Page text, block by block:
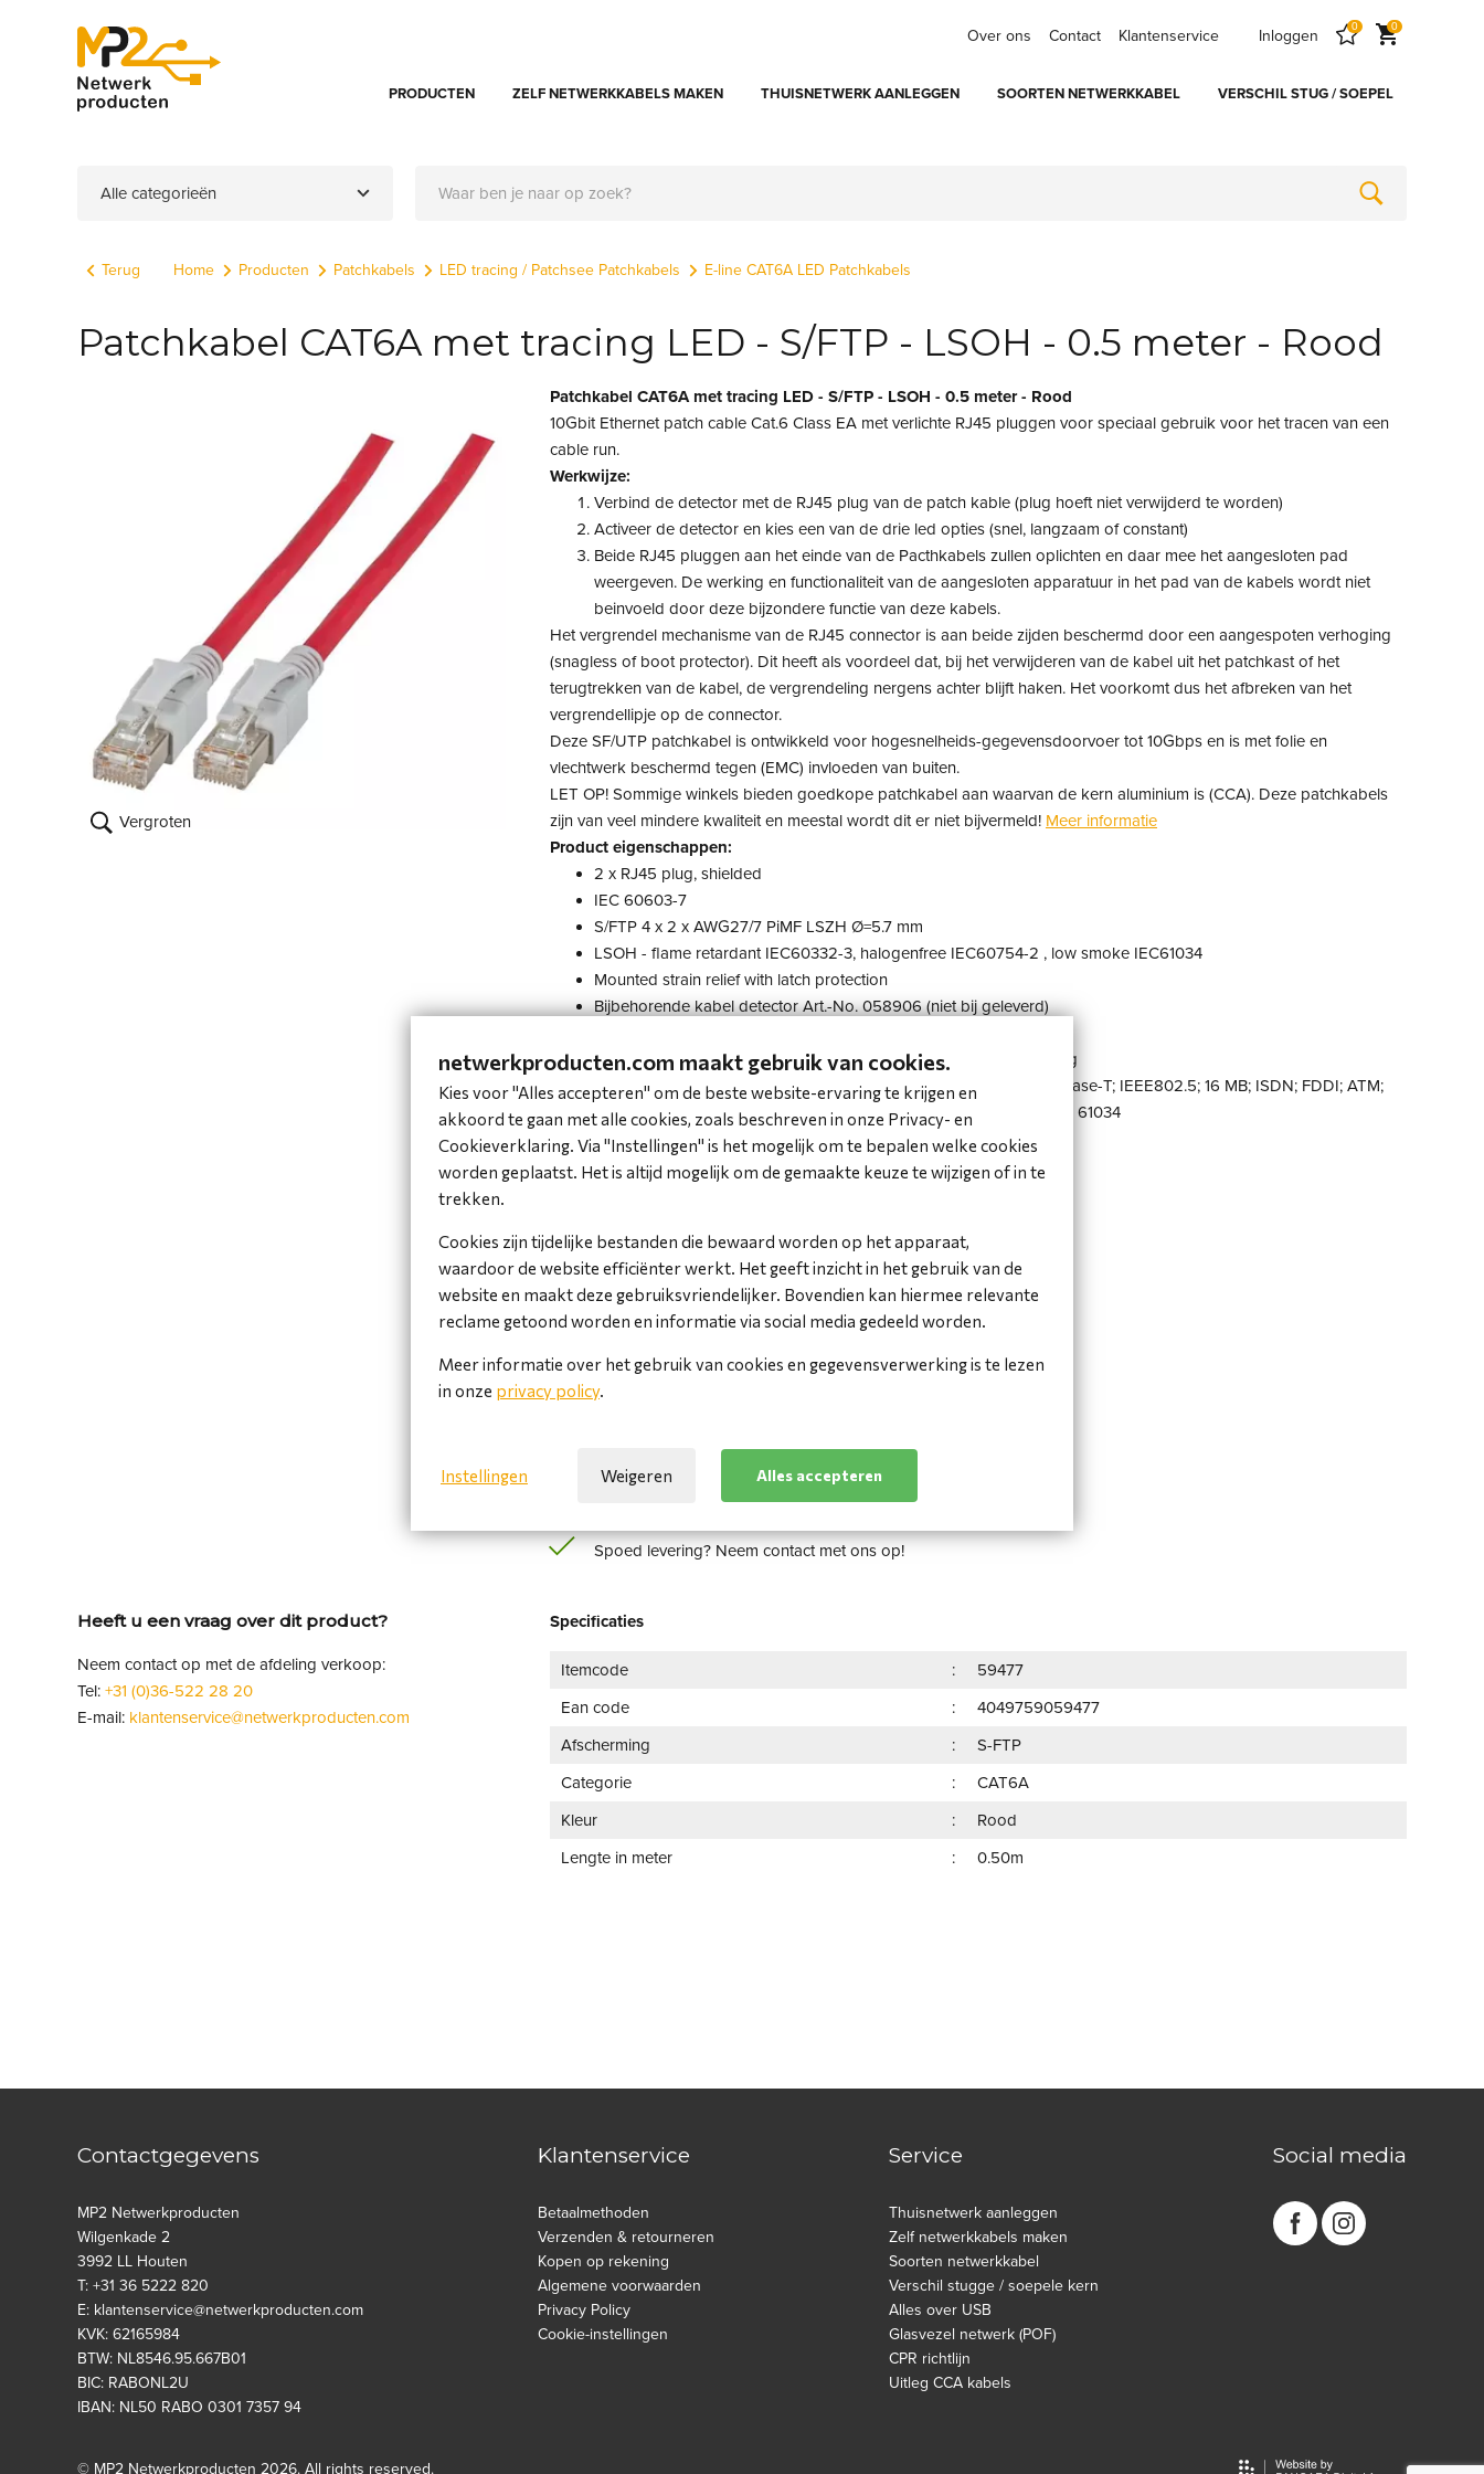
PRODUCTEN ZELF NETWERKKABELS MAKEN THUISNETWERK AANLEGGEN SOORTEN NETWERKKABEL VERSCHIL STUG / SOEPEL
Over ons Contact Klantenservice Inloggen
0 0
Alle categorieën
Terug Home Producten Patchkabels LED tracing / Patchsee Patchkabels E-line CAT6A LED Patchkabels
Patchkabel CAT6A met tracing LED - S/FTP - LSOH - 0.5 meter - Rood
Vergroten
Patchkabel CAT6A met tracing LED - S/FTP - LSOH - 0.5 meter - Rood
10Gbit Ethernet patch cable Cat.6 Class EA met verlichte RJ45 pluggen voor speciaal gebruik voor het tracen van een
cable run.
Werkwijze:
Verbind de detector met de RJ45 plug van de patch kable (plug hoeft niet verwijderd te worden)
Activeer de detector en kies een van de drie led opties (snel, langzaam of constant)
Beide RJ45 pluggen aan het einde van de Pacthkabels zullen oplichten en daar mee het aangesloten pad
weergeven. De werking en functionaliteit van de aangesloten apparatuur in het pad van de kabels wordt niet
beinvoeld door deze bijzondere functie van deze kabels.
Het vergrendel mechanisme van de RJ45 connector is aan beide zijden beschermd door een aangespoten verhoging
(snagless of boot protector). Dit heeft als voordeel dat, bij het verwijderen van de kabel uit het patchkast of het
terugtrekken van de kabel, de vergrendeling nergens achter blijft haken. Het voorkomt dus het afbreken van het
vergrendellipje op de connector.
Deze SF/UTP patchkabel is ontwikkeld voor hogesnelheids-gegevensdoorvoer tot 10Gbps en is met folie en
vlechtwerk beschermd tegen (EMC) invloeden van buiten.
LET OP! Sommige winkels bieden goedkope patchkabel aan waarvan de kern aluminium is (CCA). Deze patchkabels
zijn van veel mindere kwaliteit en meestal wordt dit er niet bijvermeld! Meer informatie
Product eigenschappen:
2 x RJ45 plug, shielded
IEC 60603-7
S/FTP 4 x 2 x AWG27/7 PiMF LSZH Ø=5.7 mm
LSOH - flame retardant IEC60332-3, halogenfree IEC60754-2 , low smoke IEC61034
Mounted strain relief with latch protection
Bijbehorende kabel detector Art.-No. 058906 (niet bij geleverd)
Mantel: FRNC according IEC60332-3 PIMF+Braiding >65% covering
Toepassingen:IEEE 802.3; 10Base-T; 100Base-T; 1000Base-T; 10GBase-T; IEEE802.5; 16 MB; ISDN; FDDI; ATM;
Phone Specifications: Jacket FRNC: IEC60332-3; IEC 60754-2; IEC 61034
€ 9,91 incl. BTW
Bestel
Beperkte voorraad
Voeg toe aan favorieten
Voor 16:00 uur besteld, vandaag verstuurd*
Spoed levering? Neem contact met ons op!
Specificaties
Itemcode
59477
Ean code
4049759059477
Afscherming
S-FTP
Categorie
CAT6A
Kleur
Rood
Lengte in meter
0.50m
Heeft u een vraag over dit product?
Neem contact op met de afdeling verkoop:
Tel: +31 (0)36-522 28 20
E-mail: klantenservice@netwerkproducten.com
Contactgegevens
MP2 Netwerkproducten
Wilgenkade 2
3992 LL Houten
T: +31 36 5222 820
E: klantenservice@netwerkproducten.com
KVK: 62165984
BTW: NL8546.95.667B01
BIC: RABONL2U
IBAN: NL50 RABO 0301 7357 94
Klantenservice
Betaalmethoden
Verzenden & retourneren
Kopen op rekening
Algemene voorwaarden
Privacy Policy
Cookie-instellingen
Service
Thuisnetwerk aanleggen
Zelf netwerkkabels maken
Soorten netwerkkabel
Verschil stugge / soepele kern
Alles over USB
Glasvezel netwerk (POF)
CPR richtlijn
Uitleg CCA kabels
Social media
© MP2 Netwerkproducten 2026. All rights reserved.
netwerkproducten.com maakt gebruik van cookies.
Kies voor "Alles accepteren" om de beste website-ervaring te krijgen en
akkoord te gaan met alle cookies, zoals beschreven in onze Privacy- en
Cookieverklaring. Via "Instellingen" is het mogelijk om te bepalen welke cookies
worden geplaatst. Het is altijd mogelijk om de gemaakte keuze te wijzigen of in te
trekken.
Cookies zijn tijdelijke bestanden die bewaard worden op het apparaat,
waardoor de website efficiënter werkt. Het geeft inzicht in het gebruik van de
website en maakt deze gebruiksvriendelijker. Bovendien kan hiermee relevante
reclame getoond worden en informatie via social media gedeeld worden.
Meer informatie over het gebruik van cookies en gegevensverwerking is te lezen
in onze privacy policy.
Instellingen Weigeren Alles accepteren